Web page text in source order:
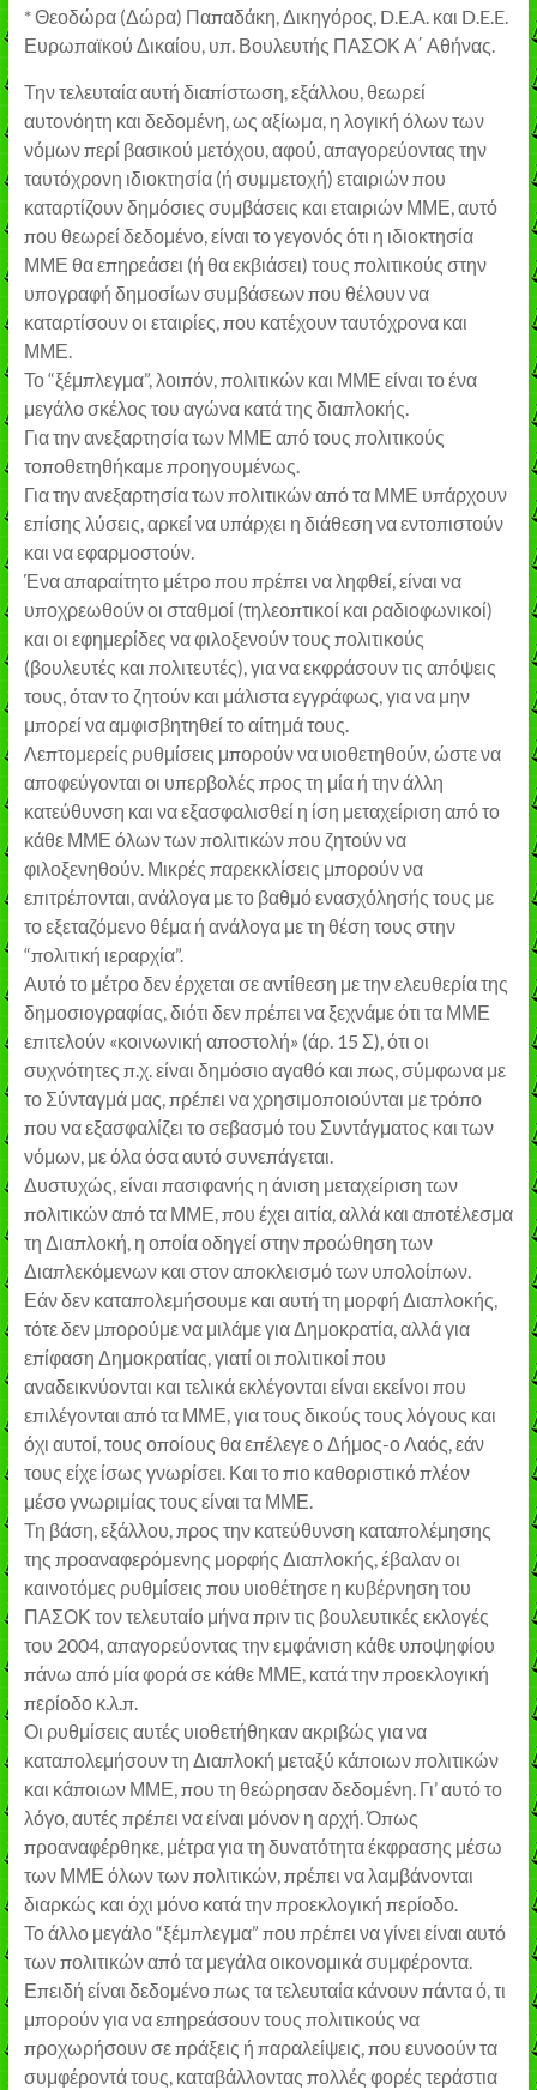
* Θεοδώρα (Δώρα) Παπαδάκη, Δικηγόρος, D.E.A. και D.E.E.
Ευρωπαϊκού Δικαίου, υπ. Βουλευτής ΠΑΣΟΚ Α΄ Αθήνας.
Την τελευταία αυτή διαπίστωση, εξάλλου, θεωρεί
αυτονόητη και δεδομένη, ως αξίωμα, η λογική όλων των
νόμων περί βασικού μετόχου, αφού, απαγορεύοντας την
ταυτόχρονη ιδιοκτησία (ή συμμετοχή) εταιριών που
καταρτίζουν δημόσιες συμβάσεις και εταιριών ΜΜΕ, αυτό
που θεωρεί δεδομένο, είναι το γεγονός ότι η ιδιοκτησία
ΜΜΕ θα επηρεάσει (ή θα εκβιάσει) τους πολιτικούς στην
υπογραφή δημοσίων συμβάσεων που θέλουν να
καταρτίσουν οι εταιρίες, που κατέχουν ταυτόχρονα και
ΜΜΕ.
Το “ξέμπλεγμα”, λοιπόν, πολιτικών και ΜΜΕ είναι το ένα
μεγάλο σκέλος του αγώνα κατά της διαπλοκής.
Για την ανεξαρτησία των ΜΜΕ από τους πολιτικούς
τοποθετηθήκαμε προηγουμένως.
Για την ανεξαρτησία των πολιτικών από τα ΜΜΕ υπάρχουν
επίσης λύσεις, αρκεί να υπάρχει η διάθεση να εντοπιστούν
και να εφαρμοστούν.
Ένα απαραίτητο μέτρο που πρέπει να ληφθεί, είναι να
υποχρεωθούν οι σταθμοί (τηλεοπτικοί και ραδιοφωνικοί)
και οι εφημερίδες να φιλοξενούν τους πολιτικούς
(βουλευτές και πολιτευτές), για να εκφράσουν τις απόψεις
τους, όταν το ζητούν και μάλιστα εγγράφως, για να μην
μπορεί να αμφισβητηθεί το αίτημά τους.
Λεπτομερείς ρυθμίσεις μπορούν να υιοθετηθούν, ώστε να
αποφεύγονται οι υπερβολές προς τη μία ή την άλλη
κατεύθυνση και να εξασφαλισθεί η ίση μεταχείριση από το
κάθε ΜΜΕ όλων των πολιτικών που ζητούν να
φιλοξενηθούν. Μικρές παρεκκλίσεις μπορούν να
επιτρέπονται, ανάλογα με το βαθμό ενασχόλησής τους με
το εξεταζόμενο θέμα ή ανάλογα με τη θέση τους στην
“πολιτική ιεραρχία”.
Αυτό το μέτρο δεν έρχεται σε αντίθεση με την ελευθερία της
δημοσιογραφίας, διότι δεν πρέπει να ξεχνάμε ότι τα ΜΜΕ
επιτελούν «κοινωνική αποστολή» (άρ. 15 Σ), ότι οι
συχνότητες π.χ. είναι δημόσιο αγαθό και πως, σύμφωνα με
το Σύνταγμά μας, πρέπει να χρησιμοποιούνται με τρόπο
που να εξασφαλίζει το σεβασμό του Συντάγματος και των
νόμων, με όλα όσα αυτό συνεπάγεται.
Δυστυχώς, είναι πασιφανής η άνιση μεταχείριση των
πολιτικών από τα ΜΜΕ, που έχει αιτία, αλλά και αποτέλεσμα
τη Διαπλοκή, η οποία οδηγεί στην προώθηση των
Διαπλεκόμενων και στον αποκλεισμό των υπολοίπων.
Εάν δεν καταπολεμήσουμε και αυτή τη μορφή Διαπλοκής,
τότε δεν μπορούμε να μιλάμε για Δημοκρατία, αλλά για
επίφαση Δημοκρατίας, γιατί οι πολιτικοί που
αναδεικνύονται και τελικά εκλέγονται είναι εκείνοι που
επιλέγονται από τα ΜΜΕ, για τους δικούς τους λόγους και
όχι αυτοί, τους οποίους θα επέλεγε ο Δήμος-ο Λαός, εάν
τους είχε ίσως γνωρίσει. Και το πιο καθοριστικό πλέον
μέσο γνωριμίας τους είναι τα ΜΜΕ.
Τη βάση, εξάλλου, προς την κατεύθυνση καταπολέμησης
της προαναφερόμενης μορφής Διαπλοκής, έβαλαν οι
καινοτόμες ρυθμίσεις που υιοθέτησε η κυβέρνηση του
ΠΑΣΟΚ τον τελευταίο μήνα πριν τις βουλευτικές εκλογές
του 2004, απαγορεύοντας την εμφάνιση κάθε υποψηφίου
πάνω από μία φορά σε κάθε ΜΜΕ, κατά την προεκλογική
περίοδο κ.λ.π.
Οι ρυθμίσεις αυτές υιοθετήθηκαν ακριβώς για να
καταπολεμήσουν τη Διαπλοκή μεταξύ κάποιων πολιτικών
και κάποιων ΜΜΕ, που τη θεώρησαν δεδομένη. Γι’ αυτό το
λόγο, αυτές πρέπει να είναι μόνον η αρχή. Όπως
προαναφέρθηκε, μέτρα για τη δυνατότητα έκφρασης μέσω
των ΜΜΕ όλων των πολιτικών, πρέπει να λαμβάνονται
διαρκώς και όχι μόνο κατά την προεκλογική περίοδο.
Το άλλο μεγάλο “ξέμπλεγμα” που πρέπει να γίνει είναι αυτό
των πολιτικών από τα μεγάλα οικονομικά συμφέροντα.
Επειδή είναι δεδομένο πως τα τελευταία κάνουν πάντα ό, τι
μπορούν για να επηρεάσουν τους πολιτικούς να
προχωρήσουν σε πράξεις ή παραλείψεις, που ευνοούν τα
συμφέροντά τους, καταβάλλοντας πολλές φορές τεράστια